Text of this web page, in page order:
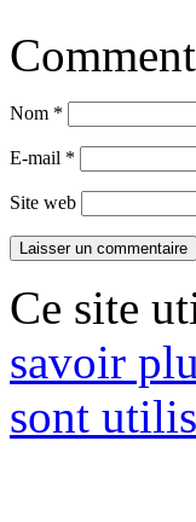
Nom *
E-mail *
Site web
Ce site
savoir
sont